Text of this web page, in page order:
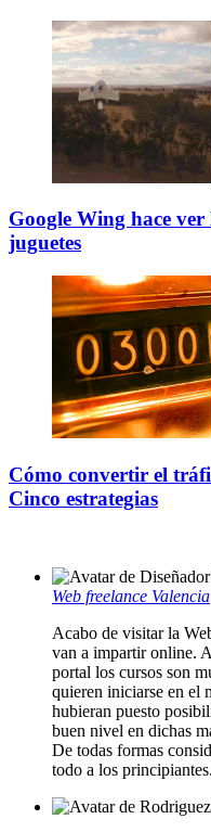
Google Wing hace
juguetes
Cómo convertir el
Cinco estrategias
Web freelance Valencia
Acabo de visitar la
van a impartir online.
portal los cursos son
quieren iniciarse en el
hubieran puesto
buen nivel en dichas
De todas formas
todo a los